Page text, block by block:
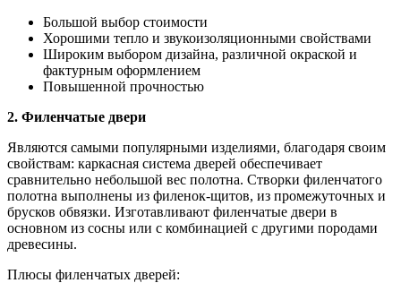
Большой выбор стоимости
Хорошими тепло и звукоизоляционными свойствами
Широким выбором дизайна, различной окраской и
фактурным оформлением
Повышенной прочностью
2. Филенчатые двери
Являются самыми популярными изделиями, благодаря своим
свойствам: каркасная система дверей обеспечивает
сравнительно небольшой вес полотна. Створки филенчатого
полотна выполнены из филенок-щитов, из промежуточных и
брусков обвязки. Изготавливают филенчатые двери в
основном из сосны или с комбинацией с другими породами
древесины.
Плюсы филенчатых дверей: